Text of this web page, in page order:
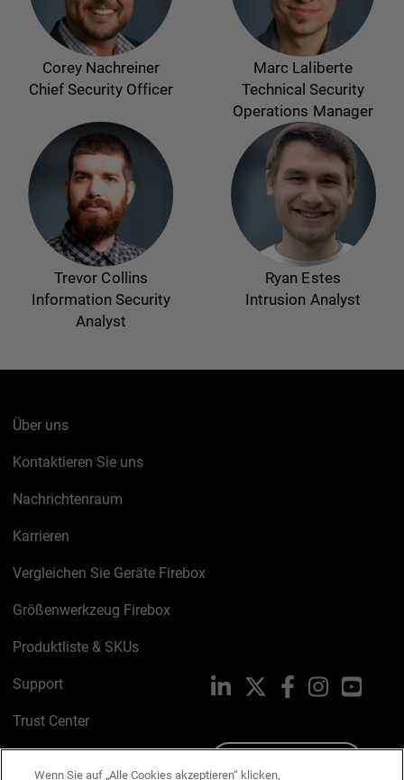
Corey Nachreiner
Chief Security Officer
Marc Laliberte
Technical Security
Operations Manager
Trevor Collins
Information Security
Analyst
Ryan Estes
Intrusion Analyst
Über uns
Kontaktieren Sie uns
Nachrichtenraum
Karrieren
Vergleichen Sie Geräte Firebox
Größenwerkzeug Firebox
Produktliste & SKUs
Support
Trust Center
LinkedIn FacebookInstagram
Wenn Sie auf „Alle Cookies akzeptieren“ klicken,